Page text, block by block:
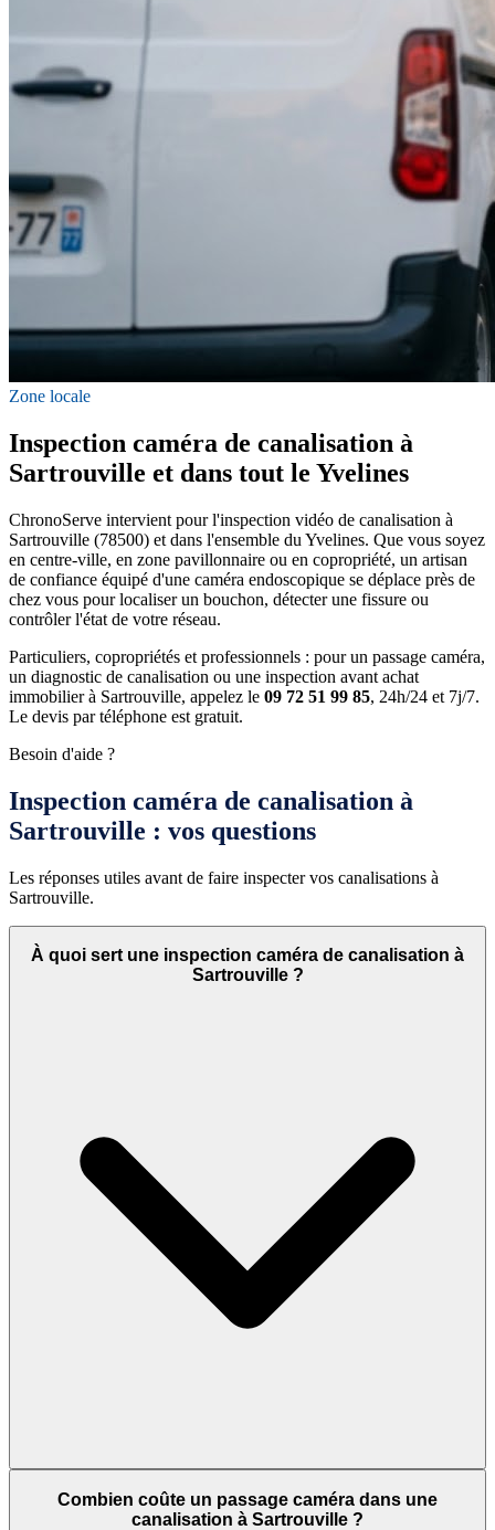
Zone locale
Inspection caméra de canalisation à
Sartrouville et dans tout le Yvelines
ChronoServe intervient pour l'inspection vidéo de canalisation à
Sartrouville (78500) et dans l'ensemble du Yvelines. Que vous soyez
en centre-ville, en zone pavillonnaire ou en copropriété, un artisan
de confiance équipé d'une caméra endoscopique se déplace près de
chez vous pour localiser un bouchon, détecter une fissure ou
contrôler l'état de votre réseau.
Particuliers, copropriétés et professionnels : pour un passage caméra,
un diagnostic de canalisation ou une inspection avant achat
immobilier à Sartrouville, appelez le 09 72 51 99 85, 24h/24 et 7j/7.
Le devis par téléphone est gratuit.
Besoin d'aide ?
Inspection caméra de canalisation à
Sartrouville : vos questions
Les réponses utiles avant de faire inspecter vos canalisations à
Sartrouville.
À quoi sert une inspection caméra de canalisation à
Sartrouville ?
Combien coûte un passage caméra dans une
canalisation à Sartrouville ?